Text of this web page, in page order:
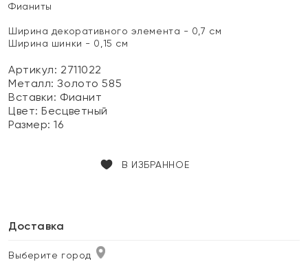
Фианиты
Ширина декоративного элемента - 0,7 см
Ширина шинки - 0,15 см
Артикул: 2711022
Металл:Золото 585
Вставки: Фианит
Цвет:Бесцветный
Размер:16
В ИЗБРАННОЕ
Доставка
Выберите город